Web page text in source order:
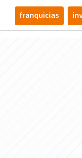
franquicias